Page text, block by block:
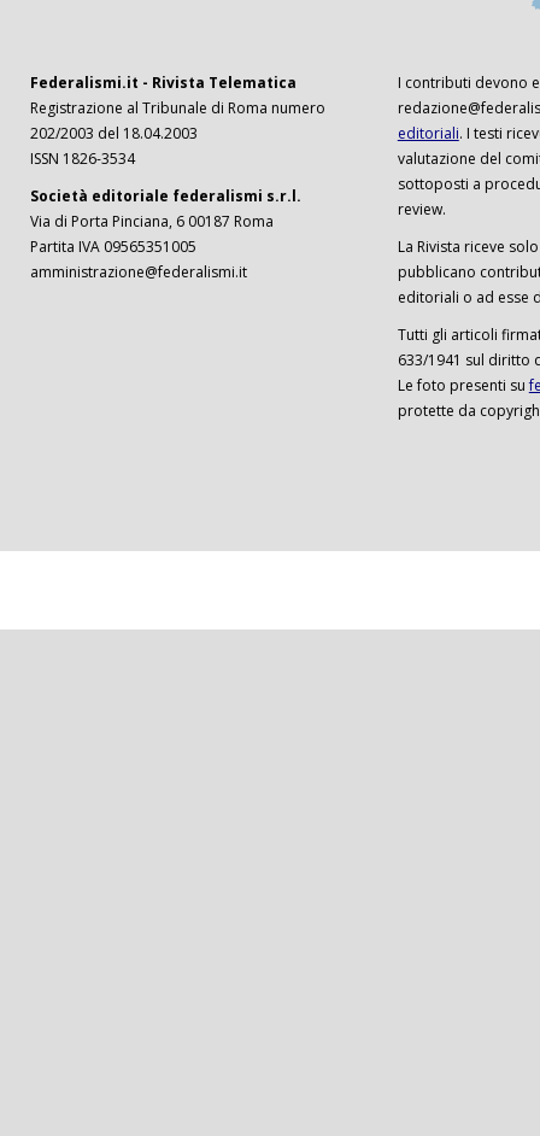
Federalismi.it - Rivista Telematica
Registrazione al Tribunale di Roma numero
202/2003 del 18.04.2003
ISSN 1826-3534
Società editoriale federalismi s.r.l.
Via di Porta Pinciana, 6 00187 Roma
Partita IVA 09565351005
amministrazione@federalismi.it
I contributi devono
editoriali. I testi
valutazione del
sottoposti a
review.
La Rivista riceve
pubblicano
editoriali o ad esse
Tutti gli articoli
633/1941 sul diritto
Le foto presenti su
protette da